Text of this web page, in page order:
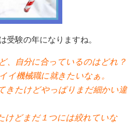
受験の年になりますね。
、自分に合っているのはどれ？
機械職に就きたいなぁ。
きたけどやっぱりまだ細かい違
けどまだ１つには絞れていな